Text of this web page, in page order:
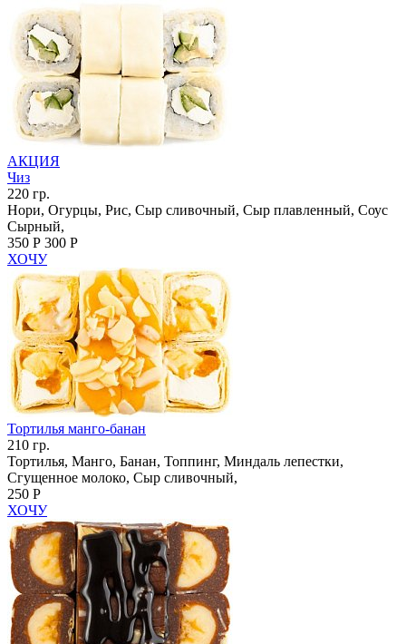
АКЦИЯ
Чиз
220 гр.
Нори, Огурцы, Рис, Сыр сливочный, Сыр плавленный, Соус
Сырный,
350 Р 300 Р
ХОЧУ
Тортилья манго-банан
210 гр.
Тортилья, Манго, Банан, Топпинг, Миндаль лепестки,
Сгущенное молоко, Сыр сливочный,
250 Р
ХОЧУ